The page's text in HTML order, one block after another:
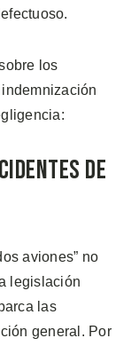
los
de
aviones” no
legislación
las
general. Por